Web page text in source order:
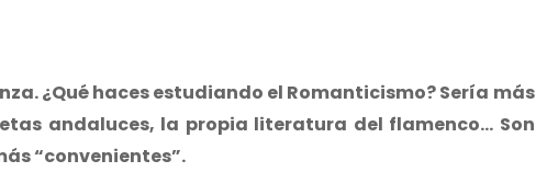
¿Qué haces estudiando el Romanticismo? Sería más
andaluces, la propia literatura del flamenco… Son
“convenientes”.